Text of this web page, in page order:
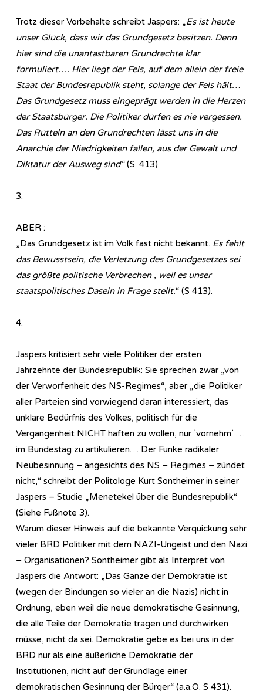
Trotz dieser Vorbehalte schreibt Jaspers: „Es ist heute
unser Glück, dass wir das Grundgesetz besitzen. Denn
hier sind die unantastbaren Grundrechte klar
formuliert…. Hier liegt der Fels, auf dem allein der freie
Staat der Bundesrepublik steht, solange der Fels hält…
Das Grundgesetz muss eingeprägt werden in die Herzen
der Staatsbürger. Die Politiker dürfen es nie vergessen.
Das Rütteln an den Grundrechten lässt uns in die
Anarchie der Niedrigkeiten fallen, aus der Gewalt und
Diktatur der Ausweg sind“(S. 413).
3.
ABER :
„Das Grundgesetz ist im Volk fast nicht bekannt. Es fehlt
das Bewusstsein, die Verletzung des Grundgesetzes sei
das größte politische Verbrechen , weil es unser
staatspolitisches Dasein in Frage stellt.“ (S 413).
4.
Jaspers kritisiert sehr viele Politiker der ersten
Jahrzehnte der Bundesrepublik: Sie sprechen zwar „von
der Verworfenheit des NS-Regimes“, aber „die Politiker
aller Parteien sind vorwiegend daran interessiert, das
unklare Bedürfnis des Volkes, politisch für die
Vergangenheit NICHT haften zu wollen, nur `vornehm` …
im Bundestag zu artikulieren… Der Funke radikaler
Neubesinnung – angesichts des NS – Regimes – zündet
nicht,“ schreibt der Politologe Kurt Sontheimer in seiner
Jaspers – Studie „Menetekel über die Bundesrepublik“
(Siehe Fußnote 3).
Warum dieser Hinweis auf die bekannte Verquickung sehr
vieler BRD Politiker mit dem NAZI-Ungeist und den Nazi
– Organisationen? Sontheimer gibt als Interpret von
Jaspers die Antwort: „Das Ganze der Demokratie ist
(wegen der Bindungen so vieler an die Nazis) nicht in
Ordnung, eben weil die neue demokratische Gesinnung,
die alle Teile der Demokratie tragen und durchwirken
müsse, nicht da sei. Demokratie gebe es bei uns in der
BRD nur als eine äußerliche Demokratie der
Institutionen, nicht auf der Grundlage einer
demokratischen Gesinnung der Bürger“ (a.a.O. S 431).